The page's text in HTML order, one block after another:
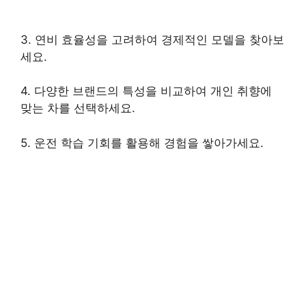
3. 연비 효율성을 고려하여 경제적인 모델을 찾아보
세요.
4. 다양한 브랜드의 특성을 비교하여 개인 취향에
맞는 차를 선택하세요.
5. 운전 학습 기회를 활용해 경험을 쌓아가세요.